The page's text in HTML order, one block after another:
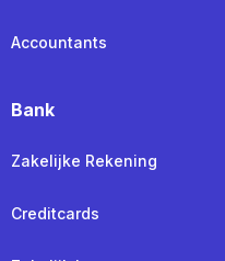
Accountants
Bank
Zakelijke Rekening
Creditcards